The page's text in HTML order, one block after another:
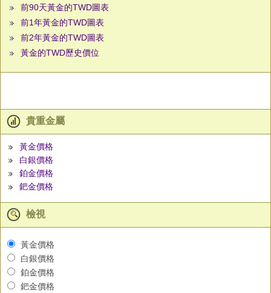
前90天黃金的TWD圖表
前1年黃金的TWD圖表
前2年黃金的TWD圖表
黃金的TWD歷史價位
貴重金屬
黃金價格
白銀價格
鉑金價格
鈀金價格
檢視
黃金價格
白銀價格
鉑金價格
鈀金價格